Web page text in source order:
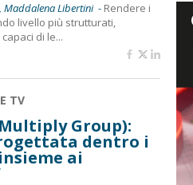
Maddalena Libertini - Rendere i
livello più strutturati,
di le...
TV
Group):
dentro i
ai